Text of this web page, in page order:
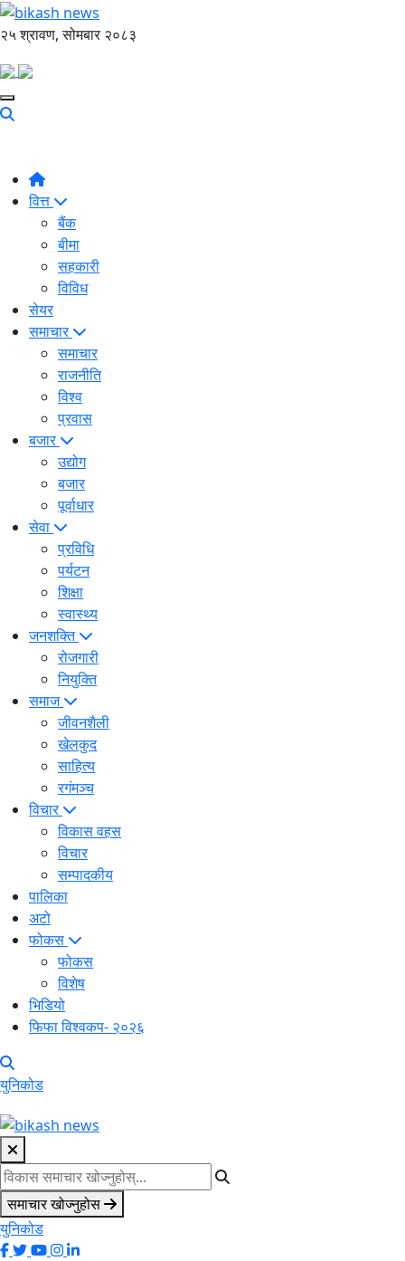
२५ श्रावण, सोमबार २०८३
वित्त
बैंक
बीमा
सहकारी
विविध
सेयर
समाचार
समाचार
राजनीति
विश्व
प्रवास
बजार
उद्योग
बजार
पूर्वाधार
सेवा
प्रविधि
पर्यटन
शिक्षा
स्वास्थ्य
जनशक्ति
रोजगारी
नियुक्ति
समाज
जीवनशैली
खेलकुद
साहित्य
रगंमञ्च
विचार
विकास वहस
विचार
सम्पादकीय
पालिका
अटो
फोकस
फोकस
विशेष
भिडियो
फिफा विश्वकप- २०२६
युनिकोड
समाचार खोज्नुहोस
युनिकोड